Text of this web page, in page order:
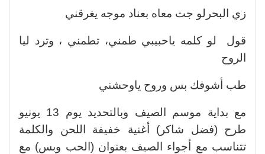
زي البحرلو جت معاه بعناد موجه يغرقني
قول لو كلمه ياحبيبي طمني، تطمني ، وترد ليا
الروح
طب أشوفك بس وروح ياوحشني
مع بداية موسم الصيف وبالتحديد يوم 13 يونيو
طرح (فضل شاكر) أغنية خفيفة اللحن والكلمة
تتناسب مع أجواء الصيف بعنوان (الحب وبس) مع